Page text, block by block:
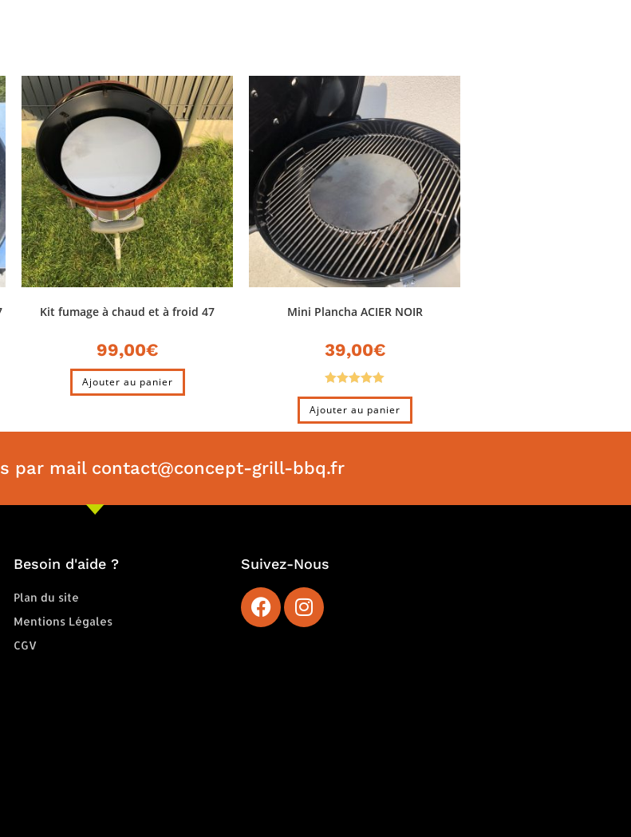
Kit fumage à chaud et à froid 47
99,00€
Ajouter au panier
Mini Plancha ACIER NOIR
39,00€
Note5.00
sur 5
Ajouter au panier
par mail contact@concept-grill-bbq.fr
Besoin d'aide ?
Plan du site
Mentions Légales
CGV
Suivez-Nous